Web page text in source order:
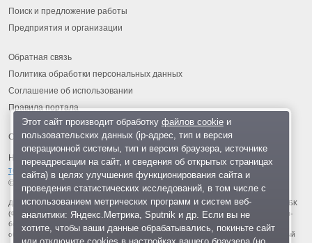
Поиск и предложение работы
Предприятия и организации
Обратная связь
Политика обработки персональных данных
Соглашение об использовании
Правила портала
На информационном ресурсе применяются рекомендательные
технологии
© 2013-2026 «ОИНФО»,
сделано в Одинцово
Для читателей: В России признаны экстремистскими и запрещены организации ФБК
(Фонд борьбы с коррупцией, признан иноагентом), Штабы Навального, «Национал-
большевистская партия», «Свидетели Иеговы», «Армия воли народа», «Русский
общенациональный союз», «Движение против нелегальной иммиграции», «Правый
Этот сайт производит обработку файлов cookieи
пользовательских данных (ip-адрес, тип и версия
операционной системы, тип и версия браузера, источнике
переадресации на сайт, и сведения об открытых страницах
сайта) в целях улучшения функционирования сайта и
проведения статистических исследований, в том числе с
использованием метрических программ и систем веб-
аналитики: Яндекс.Метрика, Sputnik и др. Если вы не
хотите, чтобы ваши данные обрабатывались, покиньте сайт
или отключите cookies в настройках вашего браузера (но